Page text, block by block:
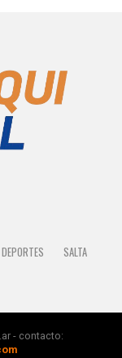
DEPORTES
SALTA
- contacto: